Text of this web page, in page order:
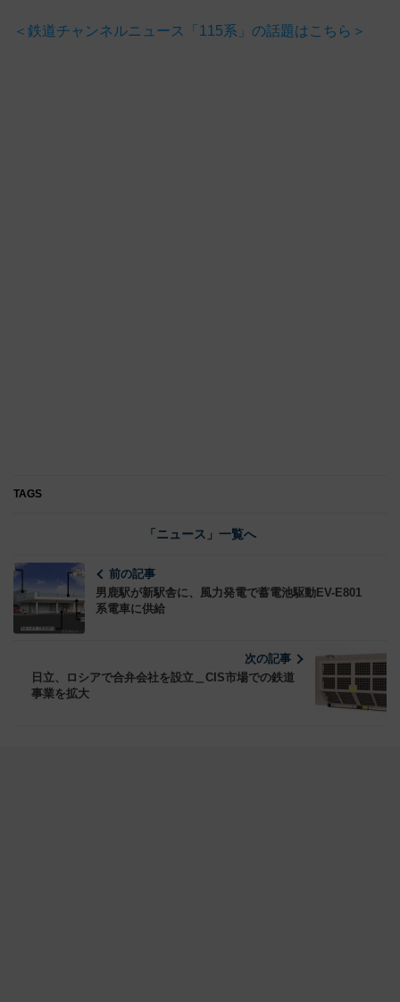
＜鉄道チャンネルニュース「115系」の話題はこちら＞
TAGS
「ニュース」一覧へ
前の記事
男鹿駅が新駅舎に、風力発電で蓄電池駆動EV-E801
系電車に供給
次の記事
日立、ロシアで合弁会社を設立＿CIS市場での鉄道
事業を拡大